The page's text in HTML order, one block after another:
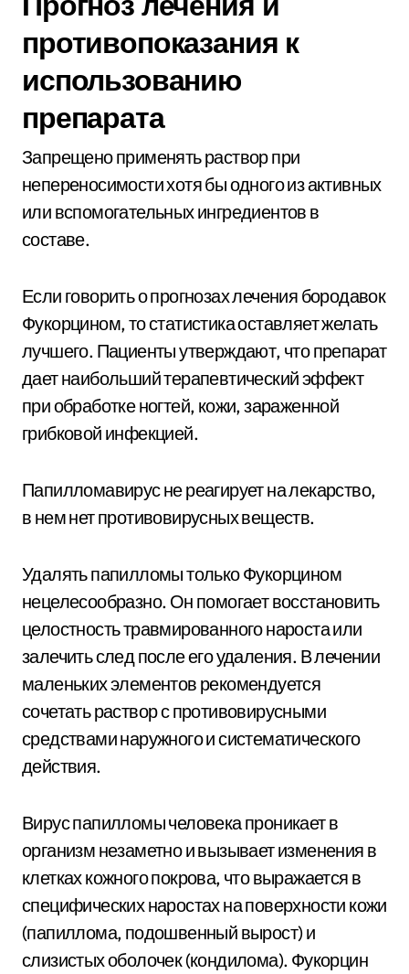
противопоказания к
использованию
препарата
Запрещено применять раствор при
непереносимости хотя бы одного из активных
или вспомогательных ингредиентов в
составе.
Если говорить о прогнозах лечения бородавок
Фукорцином, то статистика оставляет желать
лучшего. Пациенты утверждают, что препарат
дает наибольший терапевтический эффект
при обработке ногтей, кожи, зараженной
грибковой инфекцией.
Папилломавирус не реагирует на лекарство,
в нем нет противовирусных веществ.
Удалять папилломы только Фукорцином
нецелесообразно. Он помогает восстановить
целостность травмированного нароста или
залечить след после его удаления. В лечении
маленьких элементов рекомендуется
сочетать раствор с противовирусными
средствами наружного и систематического
действия.
Вирус папилломы человека проникает в
организм незаметно и вызывает изменения в
клетках кожного покрова, что выражается в
специфических наростах на поверхности кожи
(папиллома, подошвенный вырост) и
слизистых оболочек (кондилома). Фукорцин